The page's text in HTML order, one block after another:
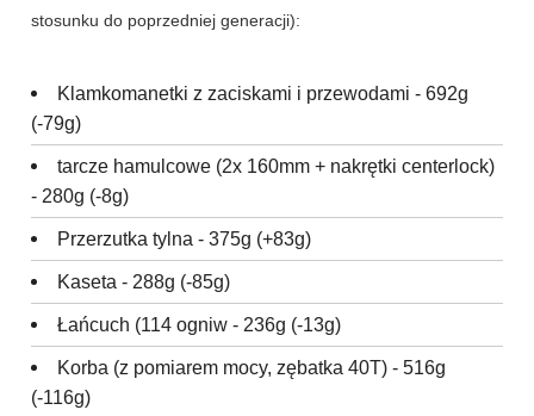
stosunku do poprzedniej generacji):
Klamkomanetki z zaciskami i przewodami - 692g
(-79g)
tarcze hamulcowe (2x 160mm + nakrętki centerlock)
- 280g (-8g)
Przerzutka tylna - 375g (+83g)
Kaseta - 288g (-85g)
Łańcuch (114 ogniw - 236g (-13g)
Korba (z pomiarem mocy, zębatka 40T) - 516g
(-116g)